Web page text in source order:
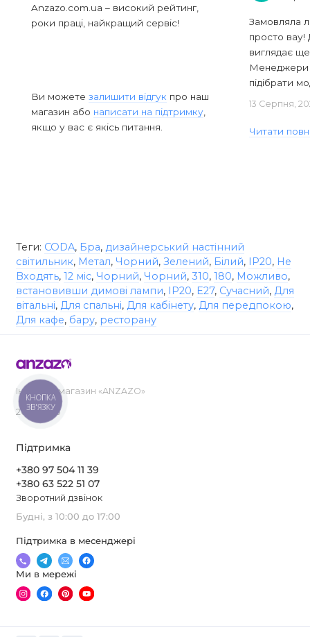
Anzazo.com.ua – високий рейтинг,
роки праці, найкращий сервіс!
Ви можете залишити відгук про наш
магазин або написати на підтримку
якщо у вас є якісь питання.
Замовляла
просто вау!
виглядає
Менеджери
підібрати
13 Серпня,
Читати
Теги: CODA, Бра, дизайнерський настінний
світильник, Метал, Чорний, Зелений, Білий, IP20, Не
Входять, 12 міс, Чорний, Чорний, 310, 180, Можливо,
встановивши димові лампи, IP20, E27, Сучасний, Для
вітальні, Для спальні, Для кабінету, Для передпокою,
Для кафе, бару, ресторану
Інтернет-магазин «ANZAZO»
2019-2026
Підтримка
+380 97 504 11 39
+380 63 522 51 07
Зворотний дзвінок
Будні, з 10:00 до 17:00
Підтримка в месенджері
Ми в мережі
КНОПКА
ЗВ'ЯЗКУ